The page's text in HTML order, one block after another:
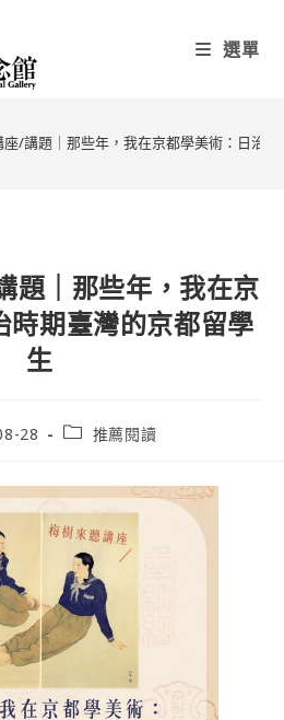
選單
座/講題｜那些年，我在京都學美術：日治
題｜那些年，我在京
時期臺灣的京都留學
生
28 推薦閱讀